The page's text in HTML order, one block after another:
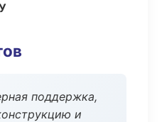
поддержка,
и